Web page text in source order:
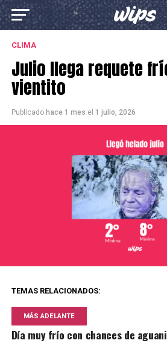
CLIMA
Julio llega requete
vientito
Publicado hace 1 mes el 1 julio, 2026
TEMAS RELACIONADOS:
MÁS ADELANTE
Día muy frío con chances de